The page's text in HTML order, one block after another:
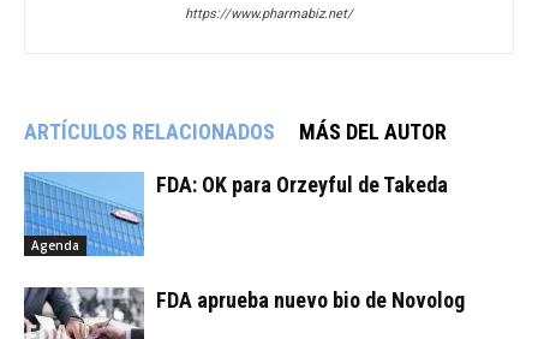
https://www.pharmabiz.net/
ARTÍCULOS RELACIONADOS MÁS DEL AUTOR
Agenda
FDA: OK para Orzeyful de Takeda
FDA aprueba nuevo bio de Novolog